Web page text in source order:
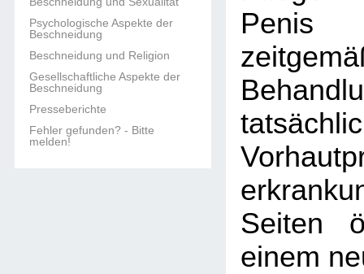
Psychologische Aspekte der
Beschneidung
Beschneidung und Religion
Gesellschaftliche Aspekte der
Beschneidung
Presseberichte
Fehler gefunden? - Bitte
melden!
Seiten
einem